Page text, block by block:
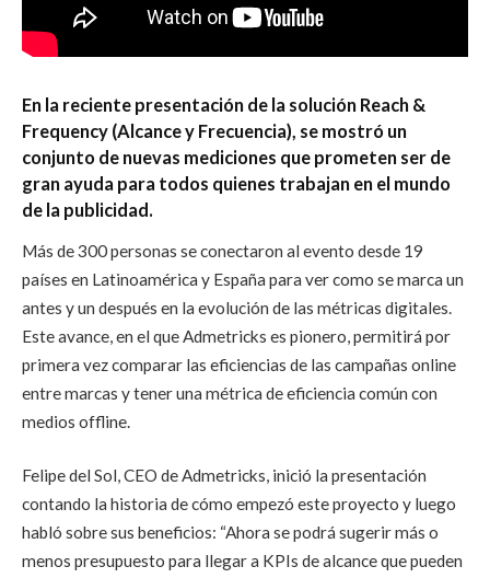
En la reciente presentación de la solución Reach &
Frequency (Alcance y Frecuencia), se mostró un
conjunto de nuevas mediciones que prometen ser de
gran ayuda para todos quienes trabajan en el mundo
de la publicidad.
Más de 300 personas se conectaron al evento desde 19
países en Latinoamérica y España para ver como se marca un
antes y un después en la evolución de las métricas digitales.
Este avance, en el que Admetricks es pionero, permitirá por
primera vez comparar las eficiencias de las campañas online
entre marcas y tener una métrica de eficiencia común con
medios offline.
Felipe del Sol, CEO de Admetricks, inició la presentación
contando la historia de cómo empezó este proyecto y luego
habló sobre sus beneficios: “Ahora se podrá sugerir más o
menos presupuesto para llegar a KPIs de alcance que pueden